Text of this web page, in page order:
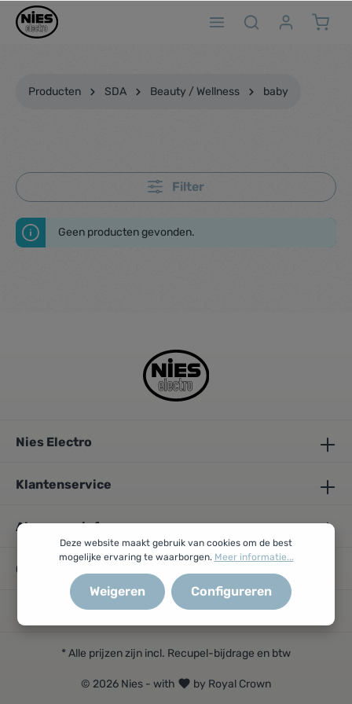
Producten SDA Beauty / Wellness baby
Filter
Geen producten gevonden.
Nies Electro
Klantenservice
Algemene info
Openingsuren
© 2026 Nies - with by Royal Crown
* Alle prijzen zijn incl. Recupel-bijdrage en btw
Deze website maakt gebruik van cookies om de best
mogelijke ervaring te waarborgen. Meer informatie...
Weigeren Configureren